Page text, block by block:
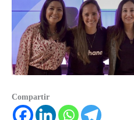
Compartir